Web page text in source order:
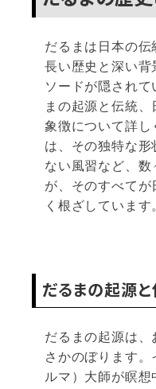
だるまは日本の
長い歴史と深い背
ソードが隠され
まの起源と伝統
象徴について詳し
は、その独特な
ない風習など、数
が、そのすべてが
く根ざしています
だるまの起源
だるまの起源は
さかのぼります
ルマ）大師が瞑